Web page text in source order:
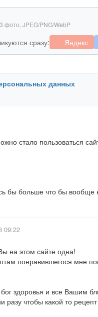
фото, JPEG/PNG/WebP
сразу: Яндекс
данных
стало пользоваться
бы больше что бы вообще
09:22
на этом сайте одна!
понравившегося мне
здоровья и все Вашим
разу чтобы какой то